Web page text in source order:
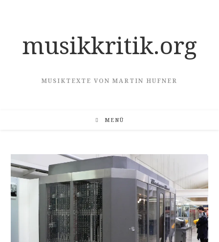
musikkritik.org
MUSIKTEXTE VON MARTIN HUFNER
MENÜ